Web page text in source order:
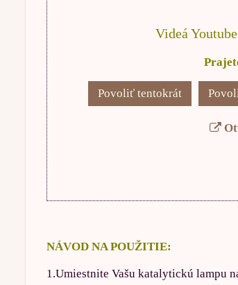
Videá
Povoliť tentokrát
NÁVOD NA POUŽITIE:
1.Umiestnite Vašu katalytickú lampu